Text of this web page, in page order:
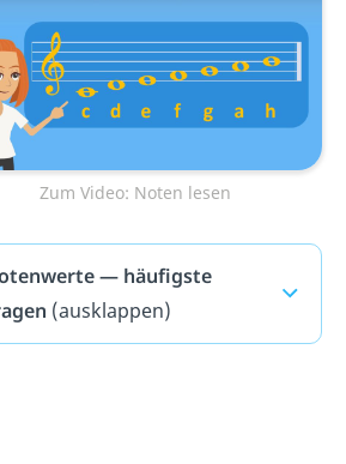
Zum Video: Noten lesen
— häufigste
(ausklappen)